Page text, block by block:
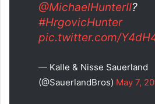
@MichaelHunterII?
#HrgovicHunter
pic.twitter.com/
— Kalle & Nisse Sauerland
(@SauerlandBros) May 7,